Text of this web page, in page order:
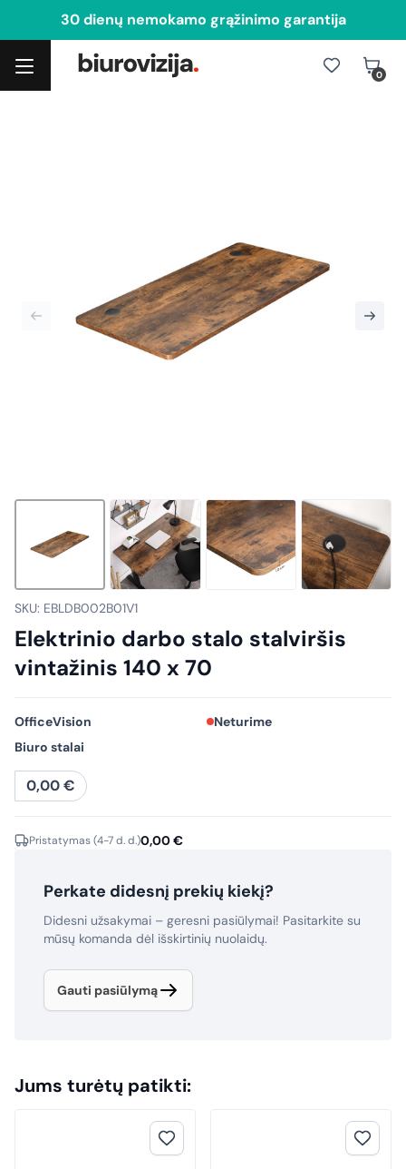
30 dienų nemokamo grąžinimo garantija
0
SKU: EBLDB002B01V1
Elektrinio darbo stalo stalviršis
vintažinis 140 x 70
OfficeVision
Neturime
Biuro stalai
0,00€
Pristatymas (4-7 d. d.)0,00€
Perkate didesnį prekių kiekį?
Didesni užsakymai – geresni pasiūlymai! Pasitarkite su
mūsų komanda dėl išskirtinių nuolaidų.
Gauti pasiūlymą
Jums turėtų patikti: